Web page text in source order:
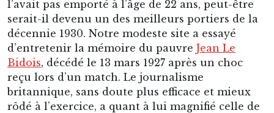
l’avait pas emporté à l’âge de 22 ans, peut-être
serait-il devenu un des meilleurs portiers de la
décennie 1930. Notre modeste site a essayé
d’entretenir la mémoire du pauvre Jean Le
Bidois, décédé le 13 mars 1927 après un choc
reçu lors d’un match. Le journalisme
britannique, sans doute plus efficace et mieux
rôdé à l’exercice, a quant à lui magnifié celle de